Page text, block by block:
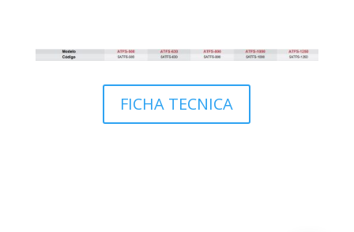
FICHA TECNICA